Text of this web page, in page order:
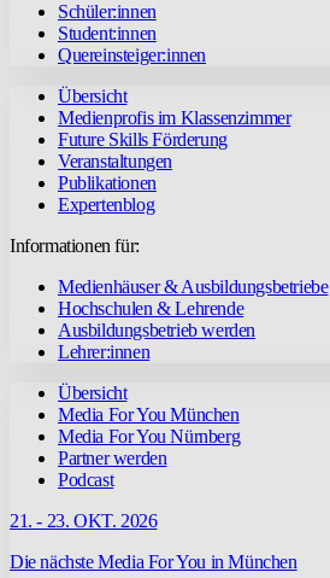
Schüler:innen
Student:innen
Quereinsteiger:innen
Übersicht
Medienprofis im Klassenzimmer
Future Skills Förderung
Veranstaltungen
Publikationen
Expertenblog
Informationen für:
Medienhäuser & Ausbildungsbetriebe
Hochschulen & Lehrende
Ausbildungsbetrieb werden
Lehrer:innen
Übersicht
Media For You München
Media For You Nürnberg
Partner werden
Podcast
21. - 23. OKT. 2026
Die nächste Media For You in München